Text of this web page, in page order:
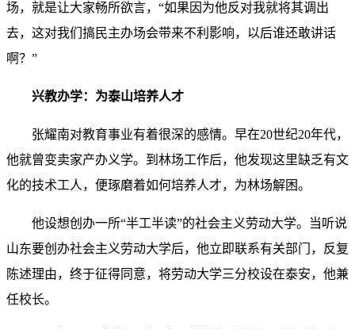
场，就是让大家畅所欲言，“如果因为他反对我就将其调出
去，这对我们搞民主办场会带来不利影响，以后谁还敢讲话
啊？”
兴教办学：为泰山培养人才
张耀南对教育事业有着很深的感情。早在20世纪20年代，
他就曾变卖家产办义学。到林场工作后，他发现这里缺乏有文
化的技术工人，便琢磨着如何培养人才，为林场解困。
他设想创办一所“半工半读”的社会主义劳动大学。当听说
山东要创办社会主义劳动大学后，他立即联系有关部门，反复
陈述理由，终于征得同意，将劳动大学三分校设在泰安，他兼
任校长。